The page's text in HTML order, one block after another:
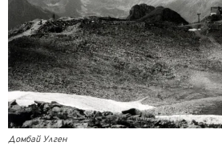
Домбай Улген